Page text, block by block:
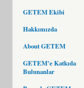
GETEM Ekibi
Hakkımızda
About GETEM
GETEM'e Katkıda
Bulunanlar